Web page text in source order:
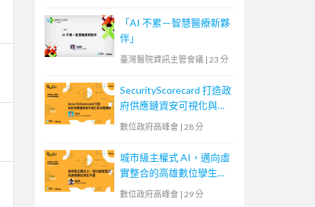
「AI 不累－智慧醫療新夥
伴」
臺灣醫院資訊主管會議 | 23 分
SecurityScorecard 打造政
府供應鏈資安可視化與治
理機制
數位政府高峰會 | 28 分
城市級主權式 AI，邁向虛
實整合的高雄數位孿生平
臺
數位政府高峰會 | 29 分